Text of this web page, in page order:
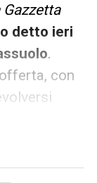
Gazzetta
detto ieri
.
con